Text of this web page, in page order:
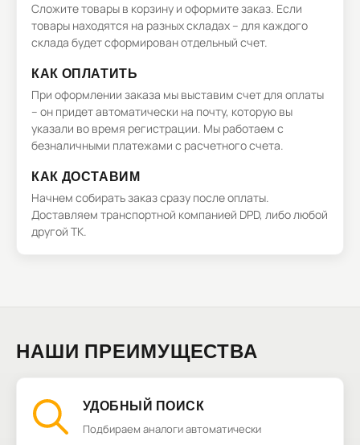
Сложите товары в корзину и оформите заказ. Если
товары находятся на разных складах – для каждого
склада будет сформирован отдельный счет.
КАК ОПЛАТИТЬ
При оформлении заказа мы выставим счет для оплаты
– он придет автоматически на почту, которую вы
указали во время регистрации. Мы работаем с
безналичными платежами с расчетного счета.
КАК ДОСТАВИМ
Начнем собирать заказ сразу после оплаты.
Доставляем транспортной компанией DPD, либо любой
другой ТК.
НАШИ ПРЕИМУЩЕСТВА
УДОБНЫЙ ПОИСК
Подбираем аналоги автоматически